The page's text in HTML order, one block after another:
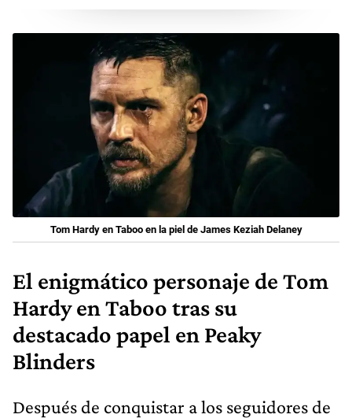
Tom Hardy en Taboo en la piel de James Keziah Delaney
El enigmático personaje de Tom
Hardy en Taboo tras su
destacado papel en Peaky
Blinders
Después de conquistar a los seguidores de